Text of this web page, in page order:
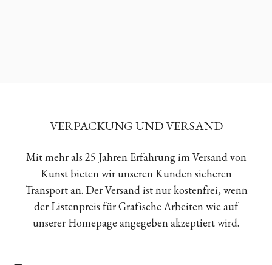
VERPACKUNG UND VERSAND
Mit mehr als 25 Jahren Erfahrung im Versand von
Kunst bieten wir unseren Kunden sicheren
Transport an. Der Versand ist nur kostenfrei, wenn
der Listenpreis für Grafische Arbeiten wie auf
unserer Homepage angegeben akzeptiert wird.